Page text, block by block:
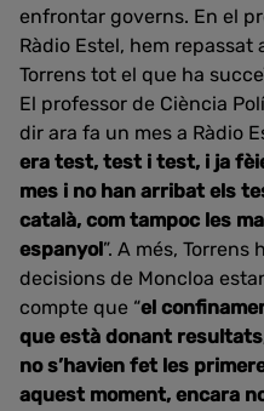
enfrontar governs. En el
Ràdio Estel, hem
Torrens tot el que ha
El professor de Ciència
dir ara fa un mes a Ràdio
era test, test i test, i ja
mes i no han arribat els
català, com tampoc les
espanyol”. A més,
decisions de Moncloa
compte que “el
que està donant
no s’havien fet les
aquest moment, encara